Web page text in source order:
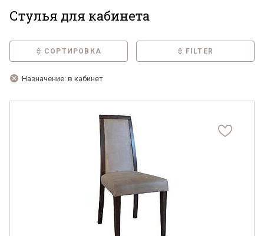
Стулья для кабинета
СОРТИРОВКА FILTER
Назначение: в кабинет